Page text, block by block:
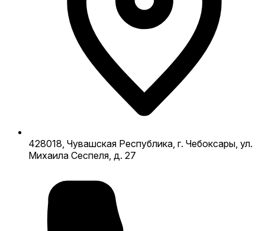
428018, Чувашская Республика, г. Чебоксары, ул.
Михаила Сеспеля, д. 27